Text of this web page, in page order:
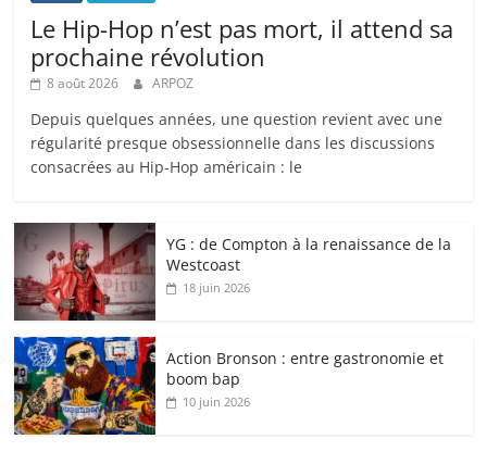
Le Hip-Hop n’est pas mort, il attend sa
prochaine révolution
8 août 2026 ARPOZ
Depuis quelques années, une question revient avec une
régularité presque obsessionnelle dans les discussions
consacrées au Hip-Hop américain : le
YG : de Compton à la renaissance de la
Westcoast
18 juin 2026
Action Bronson : entre gastronomie et
boom bap
10 juin 2026